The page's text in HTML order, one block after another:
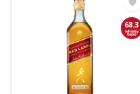
68.3